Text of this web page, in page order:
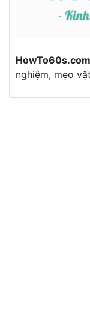
HowTo60s.com
nghiệm, mẹo